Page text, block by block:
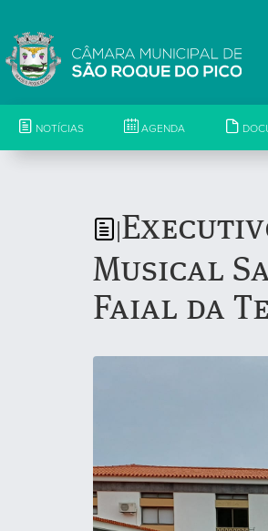
NOTÍCIAS AGENDA
Musical
Faial da